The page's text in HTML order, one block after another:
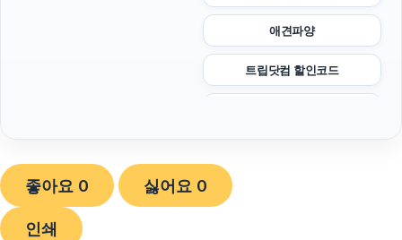
애견파양
트립닷컴 할인코드
좋아요 0 싫어요 0
인쇄